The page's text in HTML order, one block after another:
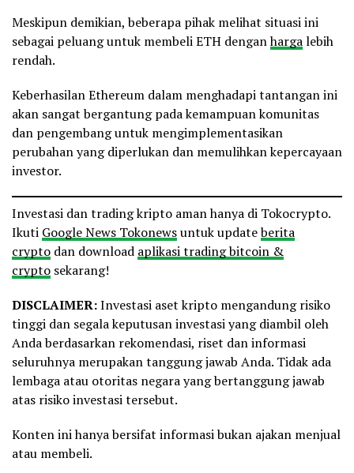
Meskipun demikian, beberapa pihak melihat situasi ini
sebagai peluang untuk membeli ETH denganhargalebih
rendah.
Keberhasilan Ethereum dalam menghadapi tantangan ini
akan sangat bergantung pada kemampuan komunitas
dan pengembang untuk mengimplementasikan
perubahan yang diperlukan dan memulihkan kepercayaan
investor.
Investasi dan trading kripto aman hanya di Tokocrypto.
Ikuti Google News Tokonewsuntuk updateberita
crypto dan download aplikasi trading bitcoin &
crypto sekarang!
DISCLAIMER:Investasi aset kripto mengandung risiko
tinggi dan segala keputusan investasi yang diambil oleh
Anda berdasarkan rekomendasi, riset dan informasi
seluruhnya merupakan tanggung jawab Anda. Tidak ada
lembaga atau otoritas negara yang bertanggung jawab
atas risiko investasi tersebut.
Konten ini hanya bersifat informasi bukan ajakan menjual
atau membeli.